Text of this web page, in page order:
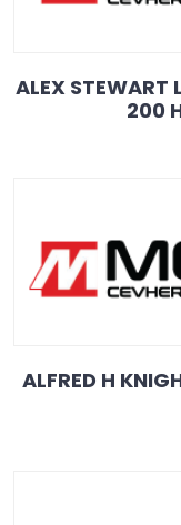
ALEX STEWART
200
ALFRED H